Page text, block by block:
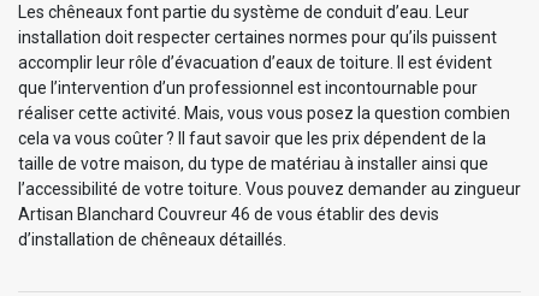
Les chêneaux font partie du système de conduit d’eau. Leur
installation doit respecter certaines normes pour qu’ils puissent
accomplir leur rôle d’évacuation d’eaux de toiture. Il est évident
que l’intervention d’un professionnel est incontournable pour
réaliser cette activité. Mais, vous vous posez la question combien
cela va vous coûter ? Il faut savoir que les prix dépendent de la
taille de votre maison, du type de matériau à installer ainsi que
l’accessibilité de votre toiture. Vous pouvez demander au zingueur
Artisan Blanchard Couvreur 46 de vous établir des devis
d’installation de chêneaux détaillés.